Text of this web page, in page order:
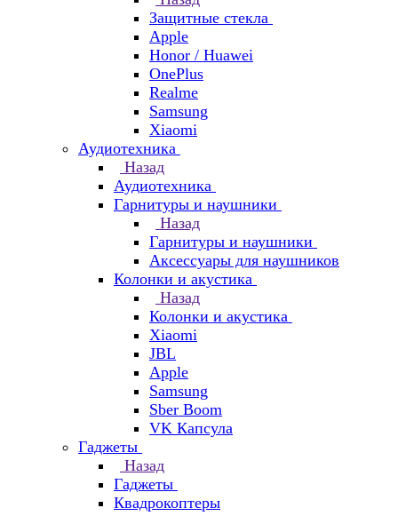
Защитные стекла
Apple
Honor / Huawei
OnePlus
Realme
Samsung
Xiaomi
Аудиотехника
Назад
Аудиотехника
Гарнитуры и наушники
Назад
Гарнитуры и наушники
Аксессуары для наушников
Колонки и акустика
Назад
Колонки и акустика
Xiaomi
JBL
Apple
Samsung
Sber Boom
VK Капсула
Гаджеты
Назад
Гаджеты
Квадрокоптеры